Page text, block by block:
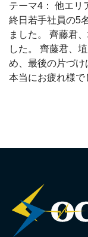
テーマ4： 他エリ
終日若手社員の5
ました。 齊藤君
した。 齊藤君、
め、最後の片づけ
本当にお疲れ様で